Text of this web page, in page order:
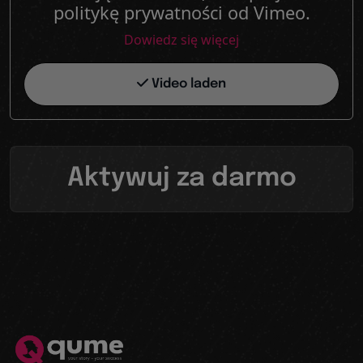
politykę prywatności od Vimeo.
Dowiedz się więcej
Video laden
Aktywuj za darmo